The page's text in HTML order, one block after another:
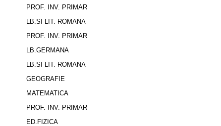
PROF. INV. PRIMAR
LB.SI LIT. ROMANA
PROF. INV. PRIMAR
LB.GERMANA
LB.SI LIT. ROMANA
GEOGRAFIE
MATEMATICA
PROF. INV. PRIMAR
ED.FIZICA